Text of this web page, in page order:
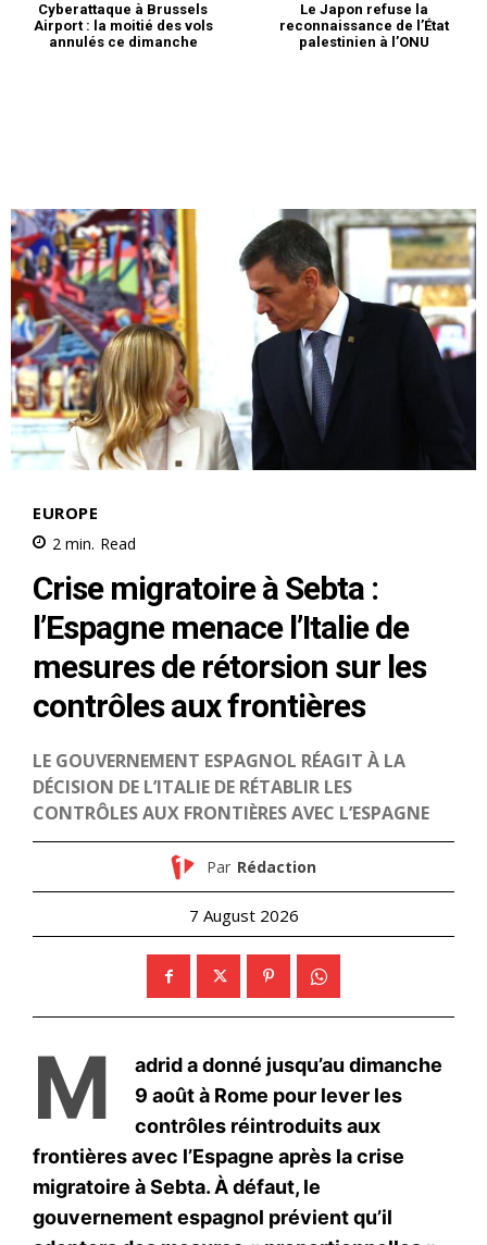
le1.ma
l'intelligence de
l'information
S'ABONNER MAINTENANT
Insight Publications
À propos
Nous contacter
Formules d’abonnement
Cyberattaque à Brussels
Airport : la moitié des vols
annulés ce dimanche
Le Japon refuse la
reconnaissance de l’État
palestinien à l’ONU